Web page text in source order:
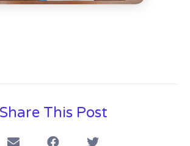
Share This Post